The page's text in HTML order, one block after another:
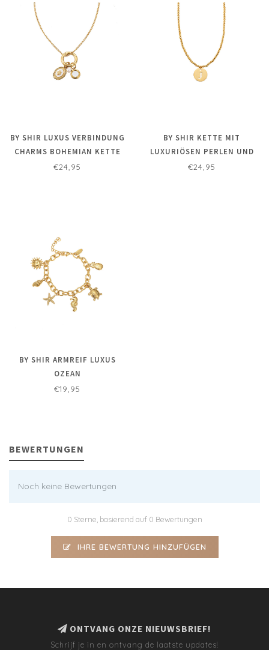
BY SHIR LUXUS VERBINDUNG
CHARMS BOHEMIAN KETTE
€24,95
BY SHIR KETTE MIT
LUXURIÖSEN PERLEN UND
BUCHSTABEN (VERGOLDET)
€24,95
BY SHIR ARMREIF LUXUS
OZEAN
€19,95
BEWERTUNGEN
Noch keine Bewertungen
0 Sterne, basierend auf 0 Bewertungen
IHRE BEWERTUNG HINZUFÜGEN
ONTVANG ONZE NIEUWSBRIEF!
Schrijf je in en ontvang de laatste updates!